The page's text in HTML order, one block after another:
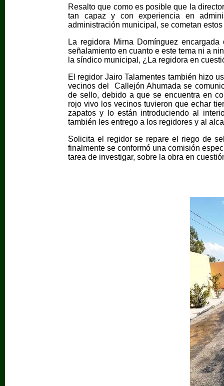
Resalto que como es posible que la
tan capaz y con experiencia en
administración municipal, se cometan
La regidora Mirna Domínguez
señalamiento en cuanto e este tema ni a
la síndico municipal, ¿La regidora en
El regidor Jairo Talamentes también hizo
vecinos del Callejón Ahumada se
de sello, debido a que se encuentra en
rojo vivo los vecinos tuvieron que echar
zapatos y lo están introduciendo al
también les entrego a los regidores y al
Solicita el regidor se repare el riego de
finalmente se conformó una comisión
tarea de investigar, sobre la obra en